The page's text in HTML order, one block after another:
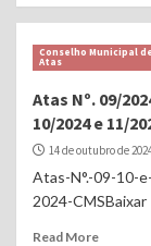
Conselho Municipal
Atas
Atas Nº. 09/
10/2024 e 11/
14 de outubro de
Atas-N°.-09-10-
2024-CMSBaixar
Read More